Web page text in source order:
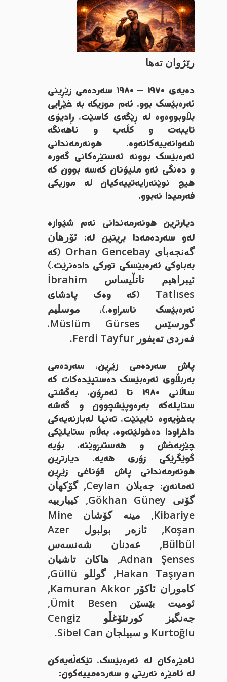
رێژوان تەها
دەیەی ١٩٧٠ – ١٩٨٠ سەردەمی زێڕینی
ئەرەبێسک بوو. ئەم موزیکە بە خێرایی
بڵاوبووەوە لە ڕێگەی کاسێت، ڕادیۆی
تایبەت و کڵەب و ئاهەنگە
شەوانەییەکانەوە. هونەرمەندانی
ئەرەبێسک بوونە ئەستێرەکانی گەورە
و دەنگی ئەو ملیۆنان کەسە بوون کە
هیچ نوێنەرایەتییەکیان لە موزیکی
فەرمیدا نەبوو.
دیارترین هونەرمەندانی ئەم شێوازە
لەو سەردەمەدا بریتین لە: ئۆرهان
گەنجەبای Orhan Gencebay
(کە
بەباوکی ئەرەبێسکی تورکی دادەنرێت.)
ئیبراهیم تاتڵیساس İbrahim
Tatlıses (کە وەک پادشای
ئەرەبێسک ناسراوە.)، موسلیم
گورسێس Müslüm Gürses
،
فەردی تەیفور Ferdi Tayfur.
پاش سەردەمی زێڕین، سەردەمی
بەربڵاوی ئەرەبێسک دەستپێدەکات کە
ساڵانی ١٩٨٠ تا ئەمڕۆن، بەگشتی
ستایلەکە بەرەوپێشچوون و گەشە
بەخۆیەوە نابینێت، تەنها لەبازنەیەکی
داخراودا دەخولێتەوە، بەڵام ستایلێکی
چێژبەخش و هەستبزوێنە، بۆیە
گوێگرێکی زۆری هەیە. دیارترین
هونەرمەندانی پاش قۆناغی زێڕین
ئەمانەن:
جەیلان Ceylan, گۆکهان
گۆنی Gökhan Güney, کیبارییە
Kibariye, مینە کۆشان Mine
Koşan, ئازەر بولبول Azer
Bülbül, عەدنان شەنسەس
Adnan Şenses, هاکان تاشیان
Hakan Taşıyan, گوللو Güllü,
کاموران ئاکۆر Kamuran Akkor,
ئومیت بێسێن Ümit Besen,
جەنگیز کورتئۆغڵو Cengiz
Kurtoğlu و سبیلجان Sibel Can.
ئامێرەکان لە ئەرەبێسک، تێکەڵەیەکن
لە ئامێرە نەریتی و سەردەمییەکون: